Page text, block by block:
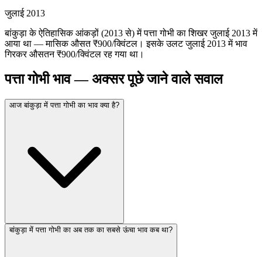
जुलाई 2013
बांकुड़ा के ऐतिहासिक आंकड़ों (2013 से) में पत्ता गोभी का शिखर जुलाई 2013 में
आया था — मासिक औसत ₹900/क्विंटल। इसके उलट जुलाई 2013 में भाव
गिरकर औसतन ₹900/क्विंटल रह गया था।
पत्ता गोभी भाव — अक्सर पूछे जाने वाले सवाल
आज बांकुड़ा में पत्ता गोभी का भाव क्या है?
बांकुड़ा में पत्ता गोभी का अब तक का सबसे ऊंचा भाव कब था?